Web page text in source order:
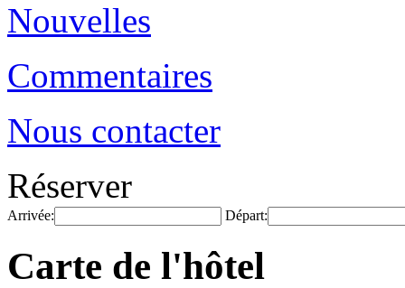
Nouvelles
Commentaires
Nous contacter
Réserver
Arrivée: Départ:
Carte de l'hôtel